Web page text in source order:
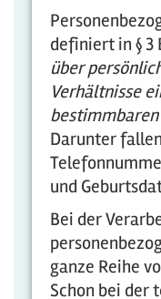
definiert in § 3
über
Verhältnisse
Darunter
und
Bei der
ganze Reihe
Schon bei der